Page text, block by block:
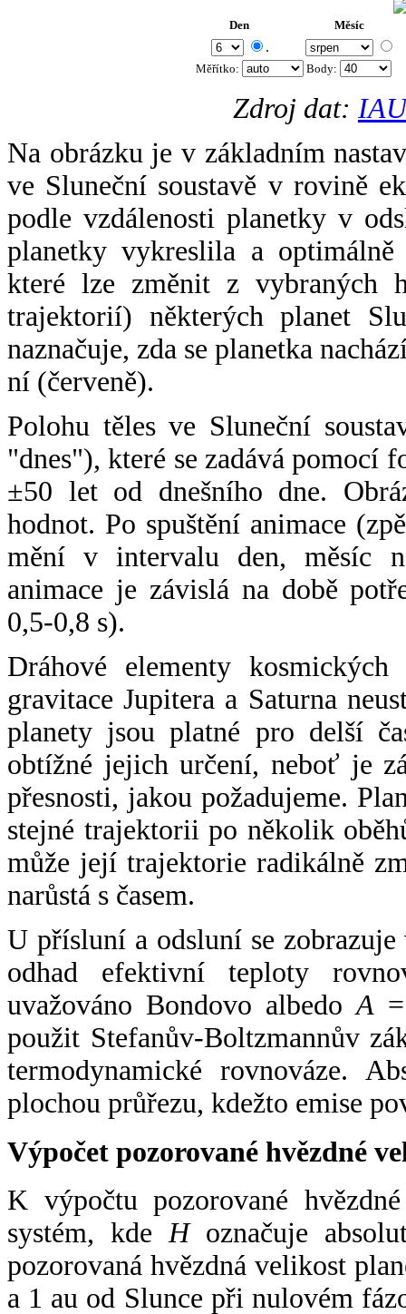
Den Měsíc
.
Měřítko: Body:
Zdroj dat:
Na obrázku je v základním
ve Sluneční soustavě v rovině
podle vzdálenosti planetky v
planetky vykreslila a
které lze změnit z vybraných
trajektorií) některých planet
naznačuje, zda se planetka
ní (červeně).
Polohu těles ve Sluneční
"dnes"), které se zadává pomocí
±50 let od dnešního dne.
hodnot. Po spuštění animace
mění v intervalu den, měsíc
animace je závislá na době
0,5-0,8 s).
Dráhové elementy
gravitace Jupitera a Saturna
planety jsou platné pro delší
obtížné jejich určení, neboť je
přesnosti, jakou požadujeme.
stejné trajektorii po několik
může její trajektorie radikálně
narůstá s časem.
U přísluní a odsluní se
odhad efektivní teploty
uvažováno Bondovo albedoA
použit Stefanův-Boltzmannův
termodynamické rovnováze.
plochou průřezu, kdežto emise
Výpočet pozorované hvězdné
K výpočtu pozorované
systém, kde Hoznačuje
pozorovaná hvězdná velikost
a 1 au od Slunce při nulovém